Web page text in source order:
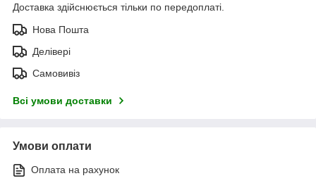
Доставка здійснюється тільки по передоплаті.
Нова Пошта
Делівері
Самовивіз
Всі умови доставки
Умови оплати
Оплата на рахунок